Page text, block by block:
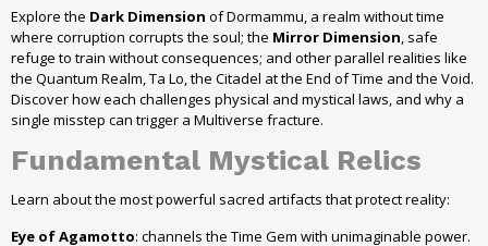
Explore the Dark Dimension of Dormammu, a realm without time
where corruption corrupts the soul; the Mirror Dimension, safe
refuge to train without consequences; and other parallel realities like
the Quantum Realm, Ta Lo, the Citadel at the End of Time and the Void.
Discover how each challenges physical and mystical laws, and why a
single misstep can trigger a Multiverse fracture.
Fundamental Mystical Relics
Learn about the most powerful sacred artifacts that protect reality:
Eye of Agamotto: channels the Time Gem with unimaginable power.